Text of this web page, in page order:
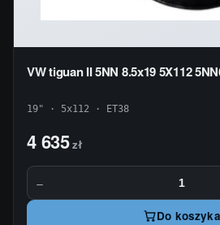
VW tiguan II 5NN 8.5x19 5X112
19" · 5x112 · ET38
4 635zł
−
Do koszyka